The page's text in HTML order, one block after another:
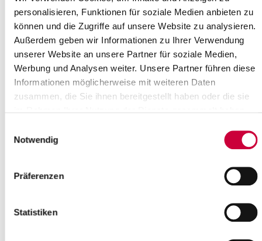
personalisieren, Funktionen für soziale Medien anbieten zu
können und die Zugriffe auf unsere Website zu analysieren.
Außerdem geben wir Informationen zu Ihrer Verwendung
unserer Website an unsere Partner für soziale Medien,
Werbung und Analysen weiter. Unsere Partner führen diese
Informationen möglicherweise mit weiteren Daten
zusammen, die Sie ihnen bereitgestellt haben oder die sie
Notwendig
Präferenzen
Statistiken
Donnerstag, 09.07.2026
11:00 Uhr, Itzehoe
Musik zur Marktzeit
(St. Laurentii Itzehoe)